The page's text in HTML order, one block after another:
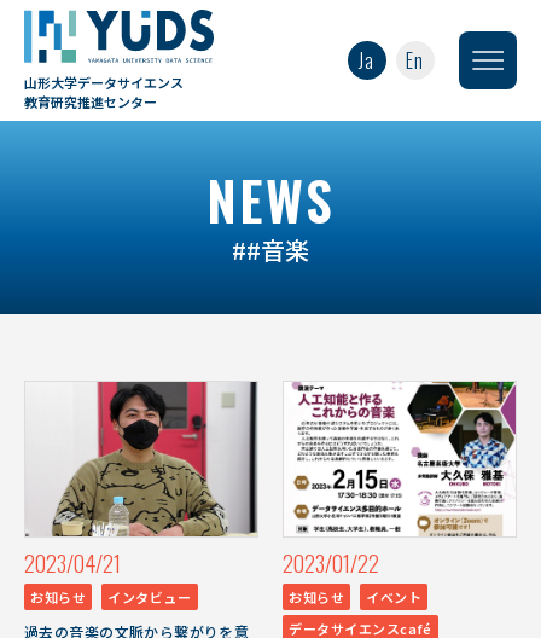
山形大学データサイエンス
教育研究推進センター
Ja En
NEWS
##音楽
2023/04/21
お知らせ インタビュー
過去の音楽の文脈から繋がりを意
2023/01/22
お知らせ
イベント
データサイエンスcafé